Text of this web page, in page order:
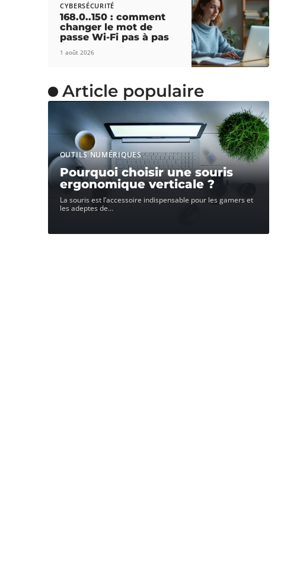
CYBERSÉCURITÉ
168.0..150 : comment
changer le mot de
passe Wi-Fi pas à pas
1 août 2026
Article populaire
OUTILS NUMÉRIQUES
Pourquoi choisir une souris
ergonomique verticale ?
La souris est l’accessoire indispensable pour les gamers et
les adeptes de…